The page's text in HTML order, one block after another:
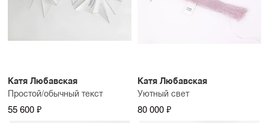
Катя Любавская
Простой/обычный текст
55 600 ₽
Катя Любавская
Уютный свет
80 000 ₽